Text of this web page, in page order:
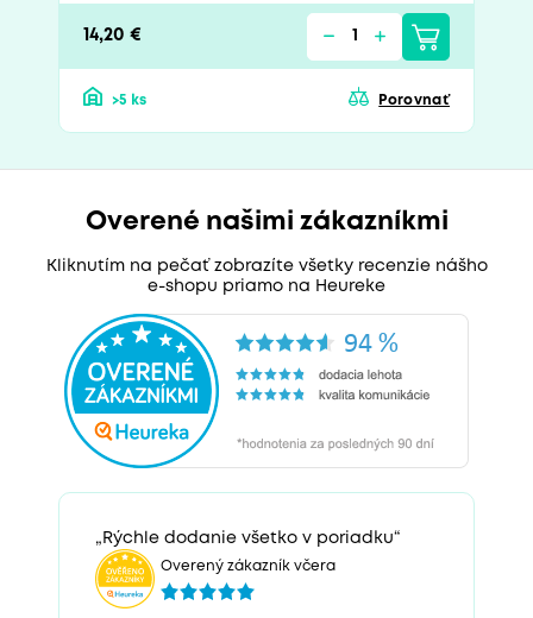
14,20 €
>5 ks Porovnať
Overené našimi zákazníkmi
Kliknutím na pečať zobrazíte všetky recenzie nášho
e-shopu priamo na Heureke
„Rýchle dodanie všetko v poriadku“
Overený zákazník včera